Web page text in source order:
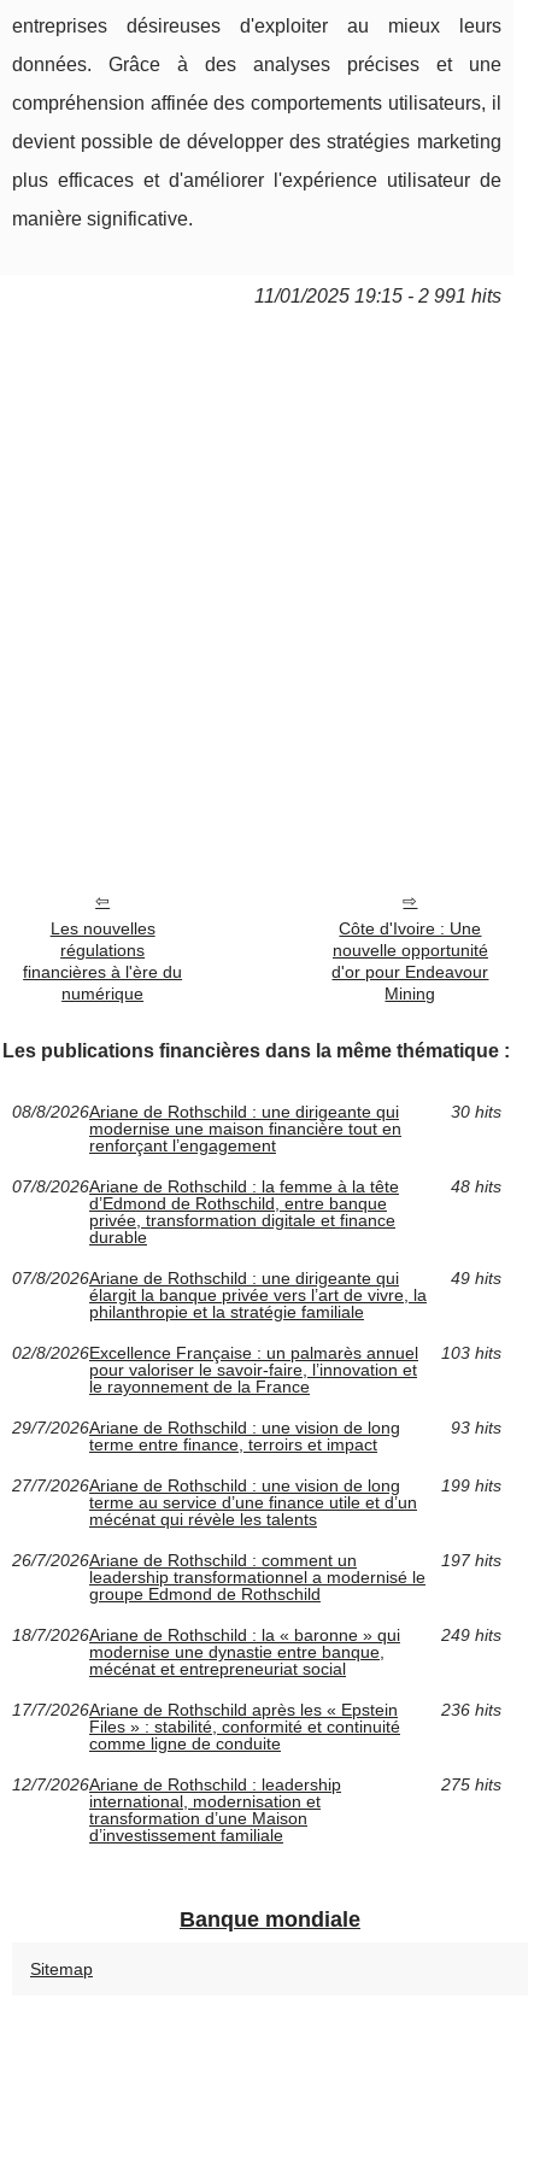
entreprises désireuses d'exploiter au mieux leurs
données. Grâce à des analyses précises et une
compréhension affinée des comportements utilisateurs, il
devient possible de développer des stratégies marketing
plus efficaces et d'améliorer l'expérience utilisateur de
manière significative.
11/01/2025 19:15 - 2 991 hits
Les nouvelles
régulations
financières à l'ère du
numérique
Côte d'Ivoire : Une
nouvelle opportunité
d'or pour Endeavour
Mining
Les publications financières dans la même thématique :
08/8/2026Ariane de Rothschild : une dirigeante qui
modernise une maison financière tout en
renforçant l’engagement
30 hits
07/8/2026Ariane de Rothschild : la femme à la tête
d’Edmond de Rothschild, entre banque
privée, transformation digitale et finance
durable
48 hits
07/8/2026Ariane de Rothschild : une dirigeante qui
élargit la banque privée vers l’art de vivre, la
philanthropie et la stratégie familiale
49 hits
02/8/2026Excellence Française : un palmarès annuel
pour valoriser le savoir-faire, l’innovation et
le rayonnement de la France
103 hits
29/7/2026Ariane de Rothschild : une vision de long
terme entre finance, terroirs et impact
93 hits
27/7/2026Ariane de Rothschild : une vision de long
terme au service d’une finance utile et d’un
mécénat qui révèle les talents
199 hits
26/7/2026Ariane de Rothschild : comment un
leadership transformationnel a modernisé le
groupe Edmond de Rothschild
197 hits
18/7/2026Ariane de Rothschild : la « baronne » qui
modernise une dynastie entre banque,
mécénat et entrepreneuriat social
249 hits
17/7/2026Ariane de Rothschild après les « Epstein
Files » : stabilité, conformité et continuité
comme ligne de conduite
236 hits
12/7/2026Ariane de Rothschild : leadership
international, modernisation et
transformation d’une Maison
d’investissement familiale
275 hits
Banque mondiale
Sitemap